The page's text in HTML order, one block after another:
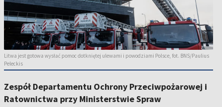
Litwa jest gotowa wysłać pomoc dotkniętej ulewami i powodziami Polsce, fot. BNS/Paulius
Peleckis
Zespół Departamentu Ochrony Przeciwpożarowej i
Ratownictwa przy Ministerstwie Spraw